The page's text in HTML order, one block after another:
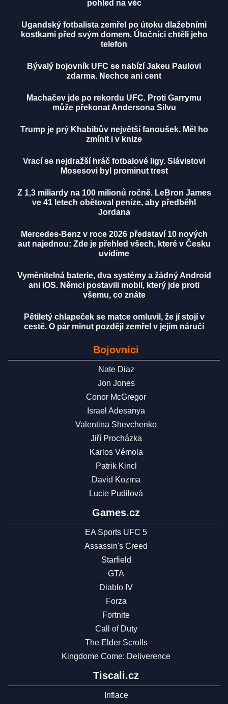
pohled na věc
Ugandský fotbalista zemřel po útoku dlažebními
kostkami před svým domem. Útočníci chtěli jeho
telefon
Bývalý bojovník UFC se nabízí Jakeu Paulovi
zdarma. Nechce ani cent
Machačev jde po rekordu UFC. Proti Garrymu
může překonat Andersona Silvu
Trump je prý Khabibův největší fanoušek. Měl ho
zmínit i v knize
Vrací se nejdražší hráč fotbalové ligy. Slávistovi
Mosesovi byl prominut trest
Z 1,3 miliardy na 100 milionů ročně. LeBron James
ve 41 letech obětoval peníze, aby předběhl
Jordana
Mercedes-Benz v roce 2026 představí 10 nových
aut najednou: Zde je přehled všech, které v Česku
uvidíme
Vyměnitelná baterie, dva systémy a žádný Android
ani iOS. Němci postavili mobil, který jde proti
všemu, co znáte
Pětiletý chlapeček se matce omluvil, že jí stojí v
cestě. O pár minut později zemřel v jejím náručí
Bojovníci
Nate Diaz
Jon Jones
Conor McGregor
Israel Adesanya
Valentina Shevchenko
Jiří Procházka
Karlos Vémola
Patrik Kincl
David Kozma
Lucie Pudilová
Games.cz
EA Sports UFC 5
Assassin's Creed
Starfield
GTA
Diablo IV
Forza
Fortnite
Call of Duty
The Elder Scrolls
Kingdome Come: Deliverence
Tiscali.cz
Inflace